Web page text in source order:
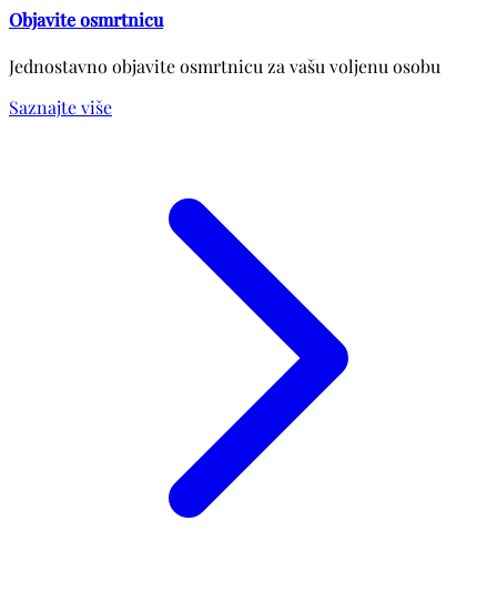
Objavite osmrtnicu
Jednostavno objavite osmrtnicu za vašu voljenu osobu
Saznajte više